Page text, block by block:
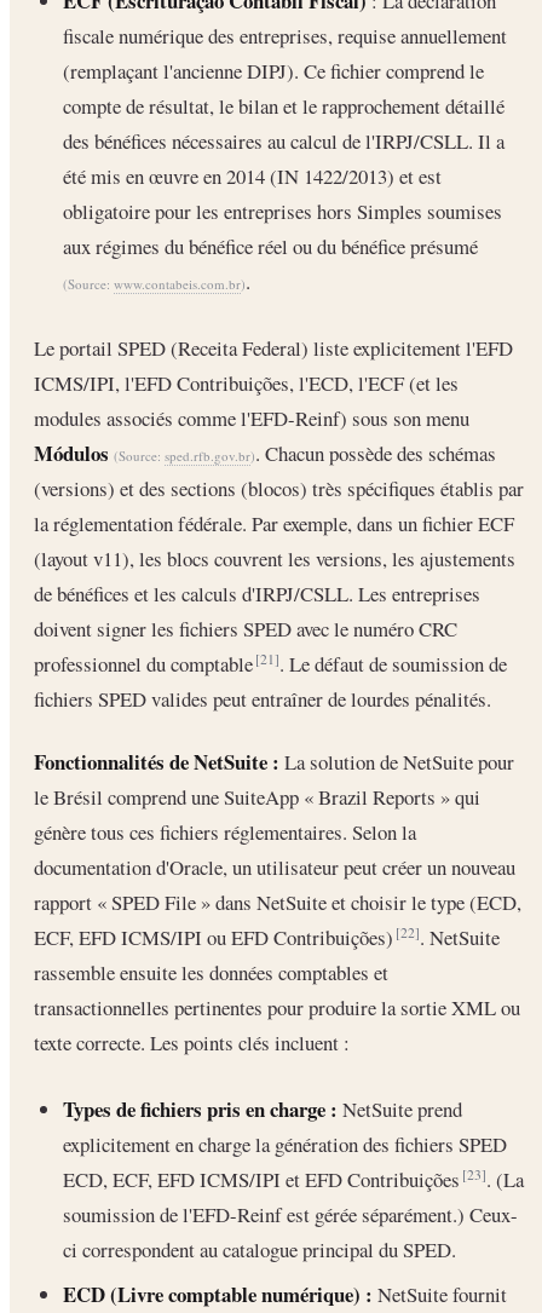
fiscale numérique des entreprises, requise annuellement
(remplaçant l'ancienne DIPJ). Ce fichier comprend le
compte de résultat, le bilan et le rapprochement détaillé
des bénéfices nécessaires au calcul de l'IRPJ/CSLL. Il a
été mis en œuvre en 2014 (IN 1422/2013) et est
obligatoire pour les entreprises hors Simples soumises
aux régimes du bénéfice réel ou du bénéfice présumé
(Source: www.contabeis.com.br).
Le portail SPED (Receita Federal) liste explicitement l'EFD
ICMS/IPI, l'EFD Contribuições, l'ECD, l'ECF (et les
modules associés comme l'EFD-Reinf) sous son menu
Módulos (Source: sped.rfb.gov.br). Chacun possède des schémas
(versions) et des sections (blocos) très spécifiques établis par
la réglementation fédérale. Par exemple, dans un fichier ECF
(layout v11), les blocs couvrent les versions, les ajustements
de bénéfices et les calculs d'IRPJ/CSLL. Les entreprises
doivent signer les fichiers SPED avec le numéro CRC
professionnel du comptable[21]. Le défaut de soumission de
fichiers SPED valides peut entraîner de lourdes pénalités.
Fonctionnalités de NetSuite : La solution de NetSuite pour
le Brésil comprend une SuiteApp « Brazil Reports » qui
génère tous ces fichiers réglementaires. Selon la
documentation d'Oracle, un utilisateur peut créer un nouveau
rapport « SPED File » dans NetSuite et choisir le type (ECD,
ECF, EFD ICMS/IPI ou EFD Contribuições)[22]. NetSuite
rassemble ensuite les données comptables et
transactionnelles pertinentes pour produire la sortie XML ou
texte correcte. Les points clés incluent :
Types de fichiers pris en charge : NetSuite prend
explicitement en charge la génération des fichiers SPED
ECD, ECF, EFD ICMS/IPI et EFD Contribuições[23]. (La
soumission de l'EFD-Reinf est gérée séparément.) Ceux-
ci correspondent au catalogue principal du SPED.
ECD (Livre comptable numérique) : NetSuite fournit